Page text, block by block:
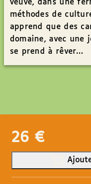
veuve, dans une
méthodes de
apprend que des
domaine, avec une
se prend à rêver…
26 €